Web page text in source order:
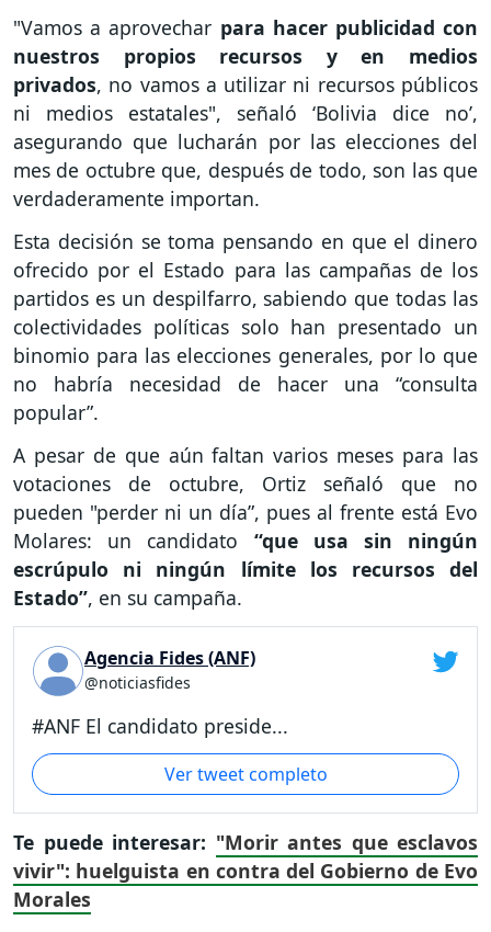
"Vamos a aprovechar para hacer publicidad con
nuestros propios recursos y en medios
privados, no vamos a utilizar ni recursos públicos
ni medios estatales", señaló ‘Bolivia dice no’,
asegurando que lucharán por las elecciones del
mes de octubre que, después de todo, son las que
verdaderamente importan.
Esta decisión se toma pensando en que el dinero
ofrecido por el Estado para las campañas de los
partidos es un despilfarro, sabiendo que todas las
colectividades políticas solo han presentado un
binomio para las elecciones generales, por lo que
no habría necesidad de hacer una “consulta
popular”.
A pesar de que aún faltan varios meses para las
votaciones de octubre, Ortiz señaló que no
pueden "perder ni un día”, pues al frente está Evo
Molares: un candidato “que usa sin ningún
escrúpulo ni ningún límite los recursos del
Estado”, en su campaña.
Agencia Fides (ANF)
@noticiasfides
#ANF El candidato preside...
Ver tweet completo
Te puede interesar: "Morir antes que esclavos
vivir": huelguista en contra del Gobierno de Evo
Morales